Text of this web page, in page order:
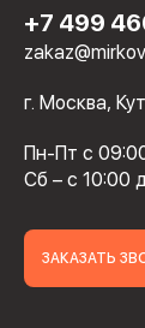
+7 499
г. Москва,
Пн-Пт с
Сб – с 10:00
ЗАКАЗАТЬ